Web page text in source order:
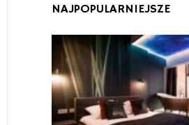
NAJPOPULARNIEJSZE